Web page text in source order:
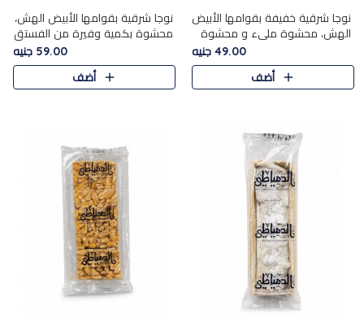
نوجا شرقية خفيفة بقوامها الأبيض
الهش، محشوة مليء و محشوة
بـكمية وفيرة من الفستق الفاخر
لتمنحك نكهة مكسرات غنية
وقرمشة مميزة في كل قطعة و
49.00 جنيه
أضف
نوجا شرقية بقوامها الأبيض الهش،
محشوة بكمية وفيرة من الفستق
الفاخر لتمنحك نكهة غنية وقرمشة
مميزة في كل قطعة، لتجربة تجمع
بين الفخامة والمذاق..
59.00 جنيه
أضف